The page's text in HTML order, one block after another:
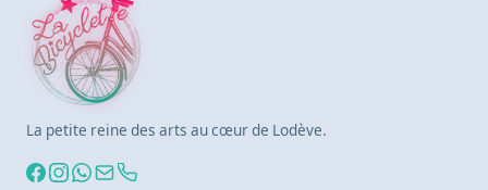
La petite reine des arts au cœur de Lodève.